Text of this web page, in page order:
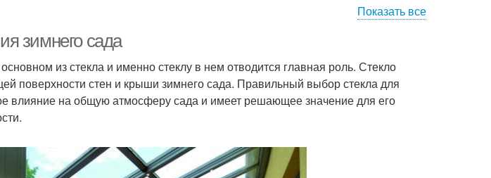
Окна от солнца Окна на веранде Окна в доме
Откосы для
пластиковых окон
Герметики для окон
Показать все
зимнего сада
из стекла и именно стеклу в нем отводится главная роль. Стекло
поверхности стен и крыши зимнего сада. Правильный выбор стекла для
влияние на общую атмосферу сада и имеет решающее значение для его